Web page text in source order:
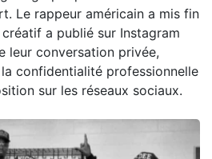
Le rappeur américain a mis fin
a publié sur Instagram
leur conversation privée,
confidentialité professionnelle
sur les réseaux sociaux.